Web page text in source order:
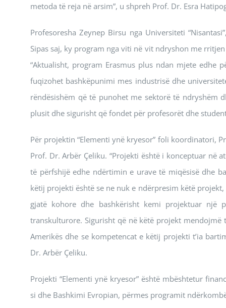
metoda të reja në arsim”, u shpreh Prof. Dr. Esra
Profesoresha Zeynep Birsu nga Universiteti
Sipas saj, ky program nga viti në vit ndryshon me
“Aktualisht, program Erasmus plus ndan mjete
fuqizohet bashkëpunimi mes industrisë dhe
rëndësishëm që të punohet me sektorë të ndryshëm
plusit dhe sigurisht që fondet për profesorët dhe
Për projektin “Elementi ynë kryesor” foli koordinatori,
Prof. Dr. Arbër Çeliku. “Projekti është i konceptuar në
të përfshijë edhe ndërtimin e urave të miqësisë dhe
këtij projekti është se ne nuk e ndërpresim këtë
gjatë kohore dhe bashkërisht kemi projektuar një
transkulturore. Sigurisht që në këtë projekt mendojmë
Amerikës dhe se kompetencat e këtij projekti t’ia
Dr. Arbër Çeliku.
Projekti “Elementi ynë kryesor” është mbështetur
si dhe Bashkimi Evropian, përmes programit